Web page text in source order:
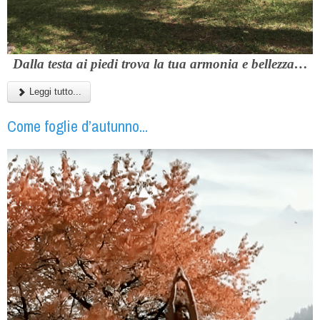
Dalla testa ai piedi trova la tua armonia e bellezza…
Leggi tutto...
Come foglie d’autunno...